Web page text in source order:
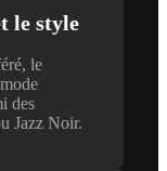
le style
le
des
Jazz Noir.